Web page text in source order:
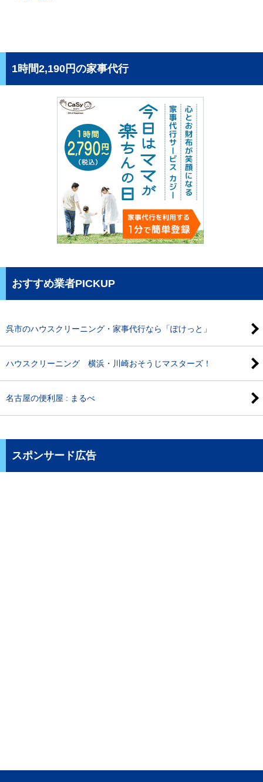
1時間2,190円の家事代行
おすすめ業者PICKUP
呉市のハウスクリーニング・家事代行なら「ぽけっと」
ハウスクリーニング 横浜・川崎おそうじマスターズ！
名古屋の便利屋 : まるべ
スポンサード広告